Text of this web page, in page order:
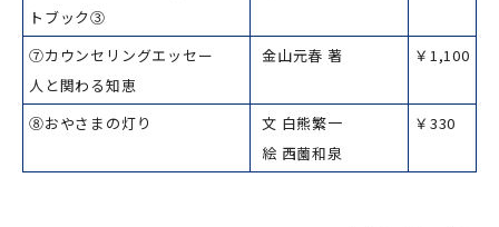
トブック③
⑦カウンセリングエッセー
人と関わる知恵
金山元春 著 ￥1,100
⑧おやさまの灯り
文 白熊繁一
絵 西薗和泉
￥330